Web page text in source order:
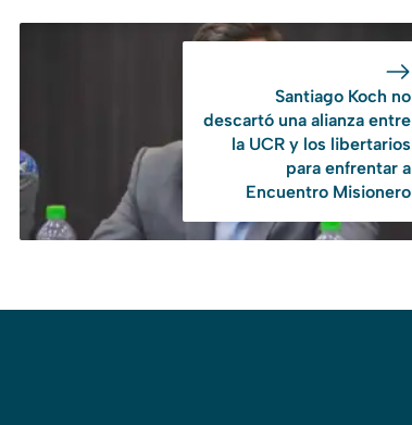
Santiago Koch no
descartó una alianza entre
la UCR y los libertarios
para enfrentar a
Encuentro Misionero